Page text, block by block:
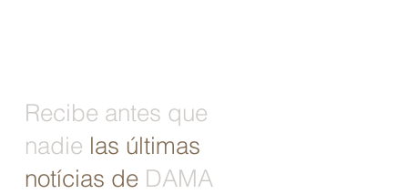
Recibe antes que
nadie las últimas
notícias de DAMA